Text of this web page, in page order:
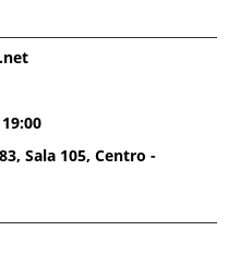
Sala 105, Centro -